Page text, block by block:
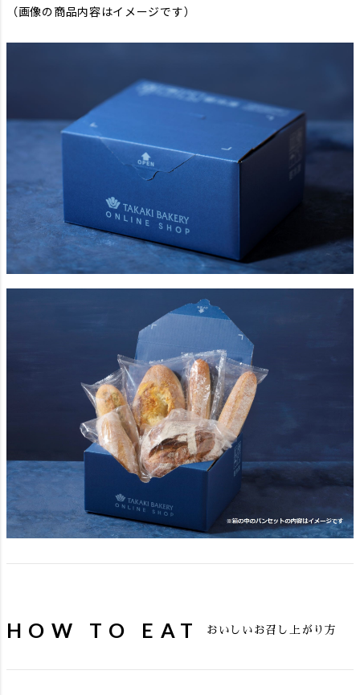
（画像の商品内容はイメージです）
HOW TO EAT おいしいお召し上がり方